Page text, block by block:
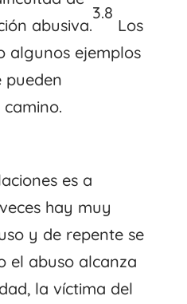
abusiva.
3.8
Los
algunos ejemplos
pueden
es a
hay muy
y de repente se
el abuso alcanza
la víctima del